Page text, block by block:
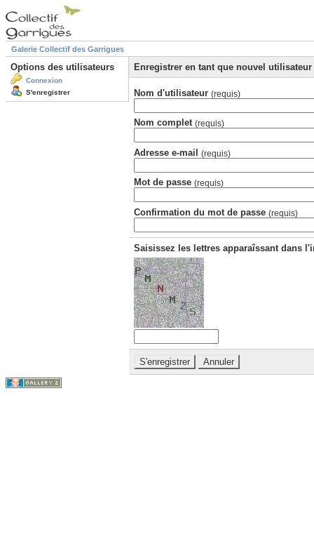
Galerie Collectif des Garrigues
Options des utilisateurs
Connexion
S'enregistrer
Enregistrer en tant que nouvel utilisateur
Nom d'utilisateur (requis)
Nom complet (requis)
Adresse e-mail (requis)
Mot de passe (requis)
Confirmation du mot de passe (requis)
Saisissez les lettres apparaîssant dans